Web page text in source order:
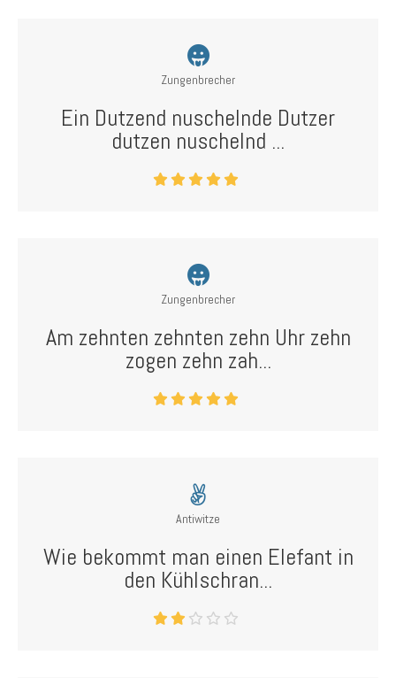
Zungenbrecher
Ein Dutzend nuschelnde Dutzer
dutzen nuschelnd ...
Zungenbrecher
Am zehnten zehnten zehn Uhr zehn
zogen zehn zah...
Antiwitze
Wie bekommt man einen Elefant in
den Kühlschran...